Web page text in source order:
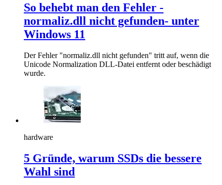
So behebt man den Fehler -
normaliz.dll nicht gefunden- unter
Windows 11
Der Fehler "normaliz.dll nicht gefunden" tritt auf, wenn die
Unicode Normalization DLL-Datei entfernt oder beschädigt
wurde.
hardware
5 Gründe, warum SSDs die bessere
Wahl sind